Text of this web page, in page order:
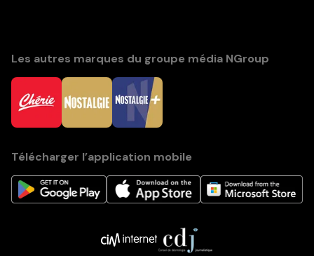
Les autres marques du groupe média NGroup
Télécharger l’application mobile